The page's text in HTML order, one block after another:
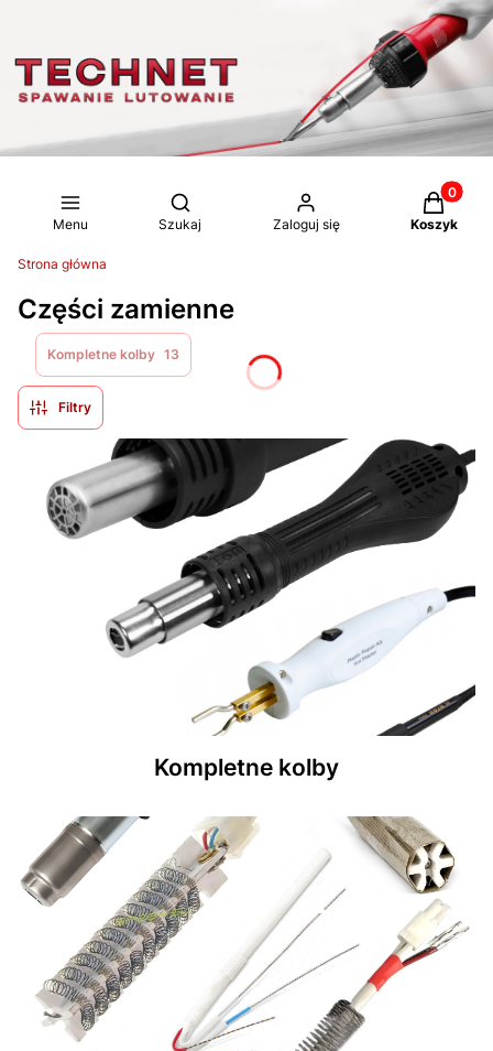
Menu
Otwórz wyszukiwarkę
Szukaj Zaloguj się Koszyk
Strona główna
Części zamienne
Kompletne kolby 13
Filtry
Kompletne kolby